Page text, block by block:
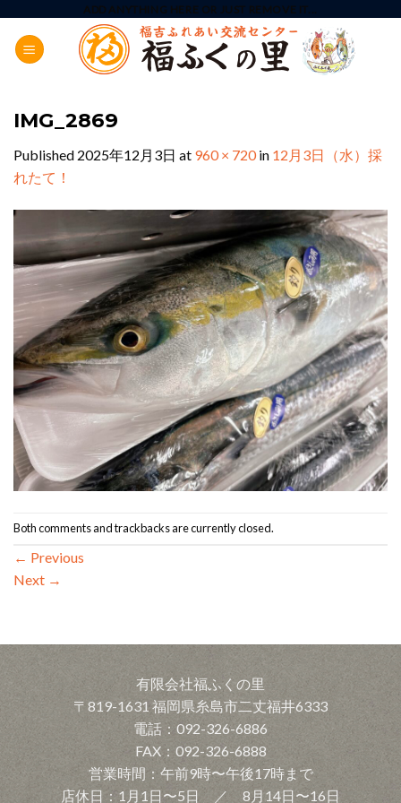
content
ADD ANYTHING HERE OR JUST REMOVE IT...
IMG_2869
Published 2025年12月3日 at 960 × 720in 12月3日（水）採
れたて！
Both comments and trackbacks are currently closed.
← Previous
Next →
有限会社福ふくの里
〒819-1631 福岡県糸島市二丈福井6333
電話：092-326-6886
FAX：092-326-6888
営業時間：午前9時〜午後17時まで
店休日：1月1日〜5日 ／ 8月14日〜16日